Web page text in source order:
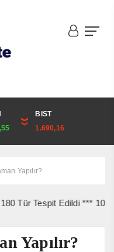
BIST
1.690,16
CUMHURİYET
44,750,00
Yapılır?
Edildi *** 10
Yapılır?